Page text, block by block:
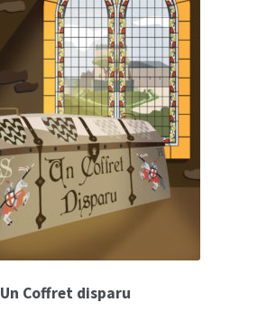
Un Coffret disparu